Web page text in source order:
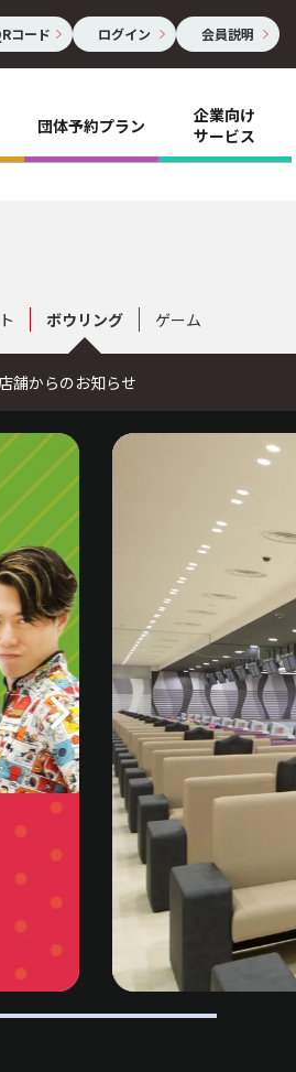
コード ログイン 会員説明
団体予約プラン
企業向け
サービス
ボウリング ゲーム
舗からのお知らせ